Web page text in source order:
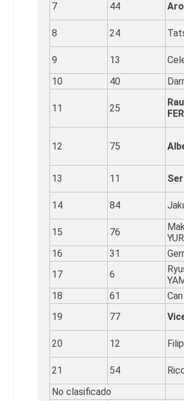
7 44
8 24
9 13
10
40
11 25
12 75
13 11
14 84
15 76
16
31
17
6
18
61
19
77
20 12
21 54
No clasificado